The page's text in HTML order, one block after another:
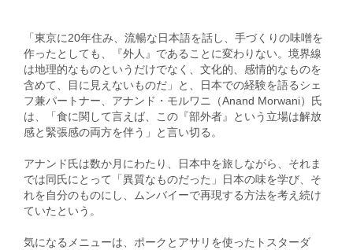
「東京に20年住み、流暢な日本語を話し、手づくりの味噌を
作ったとしても、『外人』であることに変わりない。境界線
は地理的なものというだけでなく、文化的、感情的なものを
含めて、目に見えないものだ」と、日本での経験を語るシェ
フ兼パートナー、アナンド・モルワニ（Anand Morwani）氏
は、「食に関して言えば、この『部外者』という立場は解放
感と緊張感の両方を伴う」と言い切る。
アナンド氏は数か月にわたり、日本中を旅しながら、それま
では同氏にとって「異質なものだった」日本の味を学び、そ
れを自分のものにし、ムンバイーで再現する方法を考え続け
ていたという。
気になるメニューは、ポークとアサリを使ったトスターダ